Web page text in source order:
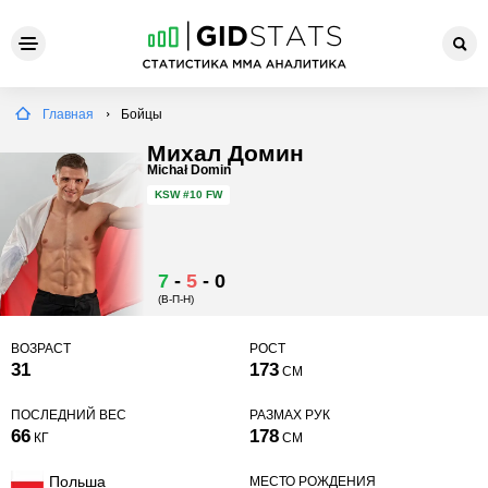
Главная Бойцы
Михал Домин
Michał Domin
KSW#10 FW
7 - 5 - 0
(В-П-Н)
ВОЗРАСТ
31
РОСТ
173 СМ
ПОСЛЕДНИЙ ВЕС
66 КГ
РАЗМАХ РУК
178 СМ
Польша
МЕСТО РОЖДЕНИЯ